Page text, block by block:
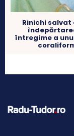
Rinichi salvat
întregime a